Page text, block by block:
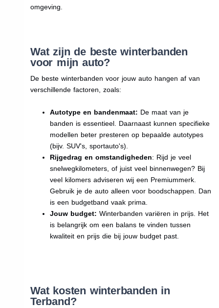
omgeving.
Wat zijn de beste winterbanden
voor mijn auto?
De beste winterbanden voor jouw auto hangen af van
verschillende factoren, zoals:
Autotype en bandenmaat: De maat van je
banden is essentieel. Daarnaast kunnen specifieke
modellen beter presteren op bepaalde autotypes
(bijv. SUV's, sportauto's).
Rijgedrag en omstandigheden: Rijd je veel
snelwegkilometers, of juist veel binnenwegen? Bij
veel kilomers adviseren wij een Premiummerk.
Gebruik je de auto alleen voor boodschappen. Dan
is een budgetband vaak prima.
Jouw budget: Winterbanden variëren in prijs. Het
is belangrijk om een balans te vinden tussen
kwaliteit en prijs die bij jouw budget past.
Wat kosten winterbanden in
Terband?